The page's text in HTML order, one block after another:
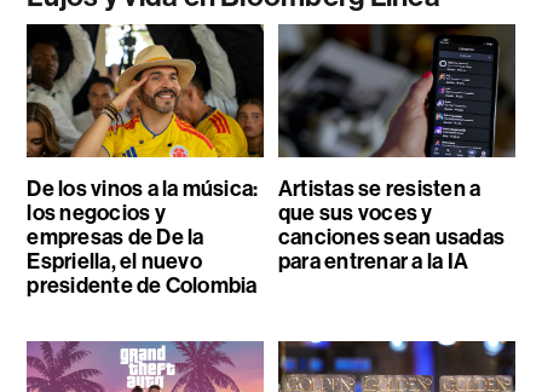
De los vinos a la música:
los negocios y
empresas de De la
Espriella, el nuevo
presidente de Colombia
Artistas se resisten a
que sus voces y
canciones sean usadas
para entrenar a la IA